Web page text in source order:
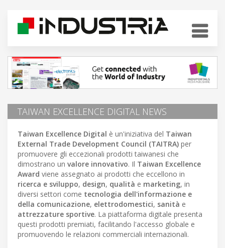
TAIWAN EXCELLENCE DIGITAL NEWS
Taiwan Excellence Digital è un'iniziativa del Taiwan
External Trade Development Council (TAITRA) per
promuovere gli eccezionali prodotti taiwanesi che
dimostrano un valore innovativo. Il Taiwan Excellence
Award viene assegnato ai prodotti che eccellono in
ricerca e sviluppo, design, qualità e marketing, in
diversi settori come tecnologia dell'informazione e
della comunicazione, elettrodomestici, sanità e
attrezzature sportive. La piattaforma digitale presenta
questi prodotti premiati, facilitando l'accesso globale e
promuovendo le relazioni commerciali internazionali.